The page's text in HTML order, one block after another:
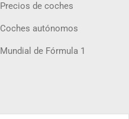
Precios de coches
Coches autónomos
Mundial de Fórmula 1